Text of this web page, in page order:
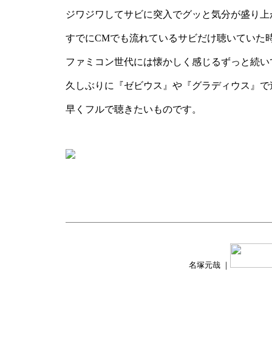
ジワジワしてサビに突入でグッと気分が盛り
すでにCMでも流れているサビだけ聴いていた
ファミコン世代には懐かしく感じるずっと続
久しぶりに『ゼビウス』や『グラディウス』
早くフルで聴きたいものです。
名塚元哉 ｜